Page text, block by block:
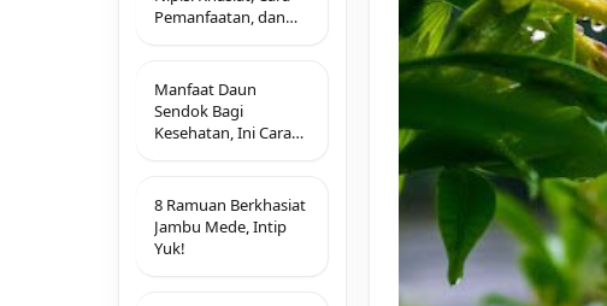
Pemanfaatan, dan
Manfaat Daun
Sendok Bagi
Kesehatan, Ini Cara
8 Ramuan Berkhasiat
Jambu Mede, Intip
Yuk!